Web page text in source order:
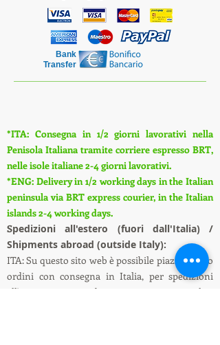
Bank
Transfer
*ITA: Consegna in 1/2 giorni lavorativi nella
Penisola Italiana tramite corriere espresso BRT,
nelle isole italiane 2-4 giorni lavorativi.
*ENG: Delivery in 1/2 working days in the Italian
peninsula via BRT express courier, in the Italian
islands 2-4 working days.
Spedizioni all'estero (fuori dall'Italia) /
Shipments abroad (outside Italy):
ITA: Su questo sito web è possibile piazzare solo
ordini con consegna in Italia, per spedizioni
all'estero si prega di contattarci tramite chat